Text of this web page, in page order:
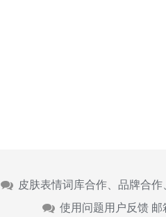
皮肤表情词库合作、品牌合
使用问题用户反馈 邮